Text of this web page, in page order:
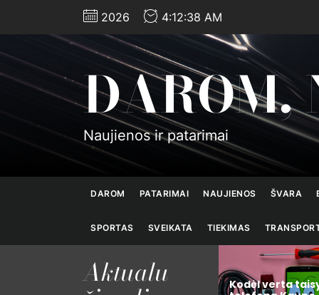
content
2026 4:12:39 AM
DAROM,
Naujienos ir patarimai
DAROM PATARIMAI NAUJIENOS ŠVARA
SPORTAS SVEIKATA TIEKIMAS
Aktualu
Kodėl verta taisyti